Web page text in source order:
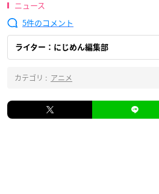
ニュース
5
ライター：にじめん編集部
カテゴリ : アニメ